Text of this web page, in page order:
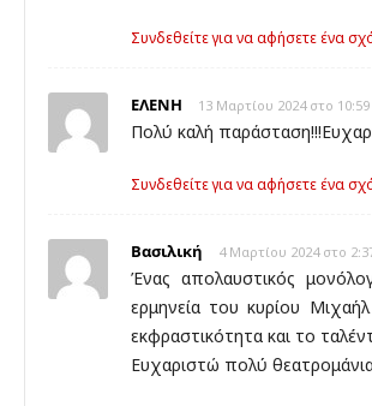
Συνδεθείτε για να αφήσετε ένα
ΕΛΕΝΗ 13 Μαρτίου 2024 στο
Πολύ καλή
Συνδεθείτε για να αφήσετε ένα
Βασιλική 4 Μαρτίου 2024 στο
Ένας απολαυστικός
ερμηνεία του κυρίου
εκφραστικότητα και το
Ευχαριστώ πολύ